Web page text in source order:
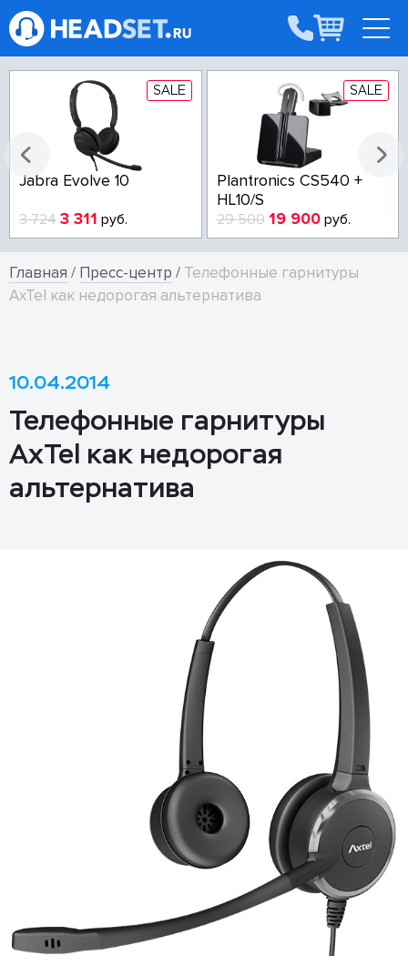
SALE
Jabra Evolve 10
3 724 3 311 руб.
SALE
Plantronics CS540 +
HL10/S
29 500 19 900руб.
Главная / Пресс-центр / Телефонные гарнитуры
AxTel как недорогая альтернатива
10.04.2014
Телефонные гарнитуры
AxTel как недорогая
альтернатива